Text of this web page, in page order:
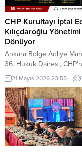
CHP Kurultayı İptal
Kılıçdaroğlu
Dönüyor
Ankara Bölge Adliye
36. Hukuk Dairesi,
Kasım 2023 tarihlerinde
gerçekleştirilen 38.
Kurultayı’na ilişkin açılan
kararını açıkladı.
kurultayın “mutlak butlan”
gerekçesiyle geçersiz
hükmederek, kurultayın
tarihten itibaren iptal
21 Mayıs 2026 23:55